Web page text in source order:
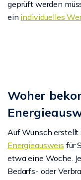
geprüft werden
ein individuelles
Woher
Auf Wunsch erstellt
Energieausweis für
etwa eine Woche.
Bedarfs- oder